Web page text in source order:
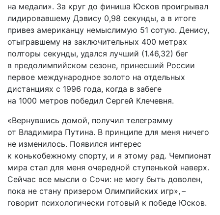
на медали». За круг до финиша Юсков проигрывал
лидировавшему Дэвису 0,98 секунды, а в итоге
привез американцу немыслимую 51 сотую. Денису,
отыгравшему на заключительных 400 метрах
полторы секунды, удался лучший (1.46,32) бег
в предолимпийском сезоне, принесший России
первое международное золото на отдельных
дистанциях с 1996 года, когда в забеге
на 1000 метров победил Сергей Клечевня.
«Вернувшись домой, получил телеграмму
от Владимира Путина. В принципе для меня ничего
не изменилось. Появился интерес
к конькобежному спорту, и я этому рад. Чемпионат
мира стал для меня очередной ступенькой наверх.
Сейчас все мысли о Сочи: не могу быть доволен,
пока не стану призером Олимпийских игр», –
говорит психологически готовый к победе Юсков.